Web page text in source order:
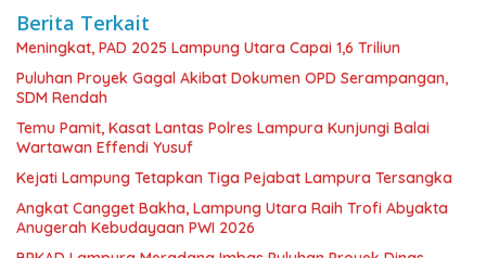
Berita Terkait
Meningkat, PAD 2025 Lampung Utara Capai 1,6 Triliun
Puluhan Proyek Gagal Akibat Dokumen OPD Serampangan,
SDM Rendah
Temu Pamit, Kasat Lantas Polres Lampura Kunjungi Balai
Wartawan Effendi Yusuf
Kejati Lampung Tetapkan Tiga Pejabat Lampura Tersangka
Angkat Cangget Bakha, Lampung Utara Raih Trofi Abyakta
Anugerah Kebudayaan PWI 2026